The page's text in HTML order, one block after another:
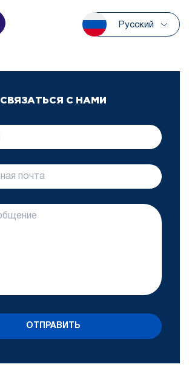
Русский
СВЯЗАТЬСЯ С НАМИ
ОТПРАВИТЬ